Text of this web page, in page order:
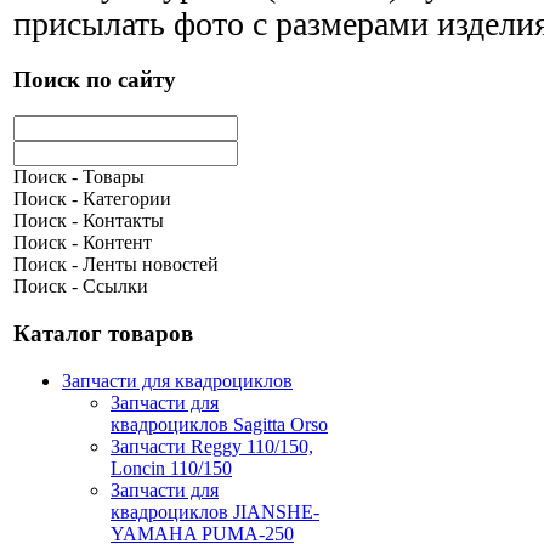
присылать фото с размерами
Поиск по сайту
Поиск - Товары
Поиск - Категории
Поиск - Контакты
Поиск - Контент
Поиск - Ленты новостей
Поиск - Ссылки
Каталог товаров
Запчасти для квадроциклов
Запчасти для
квадроциклов Sagitta Orso
Запчасти Reggy 110/150,
Loncin 110/150
Запчасти для
квадроциклов JIANSHE-
YAMAHA PUMA-250